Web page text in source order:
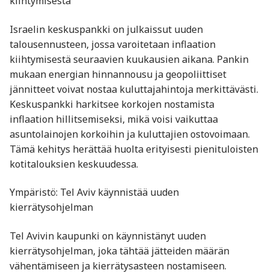
Israelin keskuspankki on julkaissut uuden
talousennusteen, jossa varoitetaan inflaation
kiihtymisestä seuraavien kuukausien aikana. Pankin
mukaan energian hinnannousu ja geopoliittiset
jännitteet voivat nostaa kuluttajahintoja merkittävästi.
Keskuspankki harkitsee korkojen nostamista
inflaation hillitsemiseksi, mikä voisi vaikuttaa
asuntolainojen korkoihin ja kuluttajien ostovoimaan.
Tämä kehitys herättää huolta erityisesti pienituloisten
kotitalouksien keskuudessa.
Ympäristö: Tel Aviv käynnistää uuden
kierrätysohjelman
Tel Avivin kaupunki on käynnistänyt uuden
kierrätysohjelman, joka tähtää jätteiden määrän
vähentämiseen ja kierrätysasteen nostamiseen.